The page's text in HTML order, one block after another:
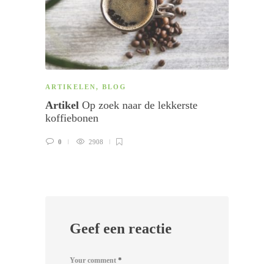
ARTIKELEN, BLOG
Artikel Op zoek naar de lekkerste
koffiebonen
0 2908
Geef een reactie
Your comment *